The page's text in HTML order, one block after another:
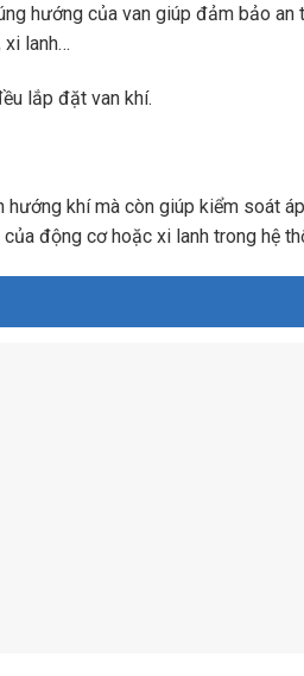
hướng của van giúp đảm bảo an
xi lanh…
lắp đặt van khí.
hướng khí mà còn giúp kiểm soát
động cơ hoặc xi lanh trong hệ